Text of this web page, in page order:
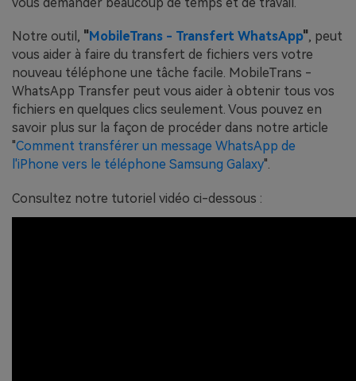
Notre outil, "MobileTrans - Transfert WhatsApp", peut
vous aider à faire du transfert de fichiers vers votre
nouveau téléphone une tâche facile. MobileTrans -
WhatsApp Transfer peut vous aider à obtenir tous vos
fichiers en quelques clics seulement. Vous pouvez en
savoir plus sur la façon de procéder dans notre article
"Comment transférer un message WhatsApp de
l'iPhone vers le téléphone Samsung Galaxy".
Consultez notre tutoriel vidéo ci-dessous :